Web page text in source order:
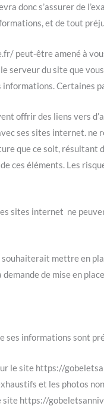
donc s’assurer de
et de tout
peut-être amené à
serveur du site que
Certaines
offrir des liens vers
ses sites internet.
que ce soit,
ces éléments. Les
sites internet ne
mettre en
de mise en
ses informations sont
le site https://
et les photos
https://